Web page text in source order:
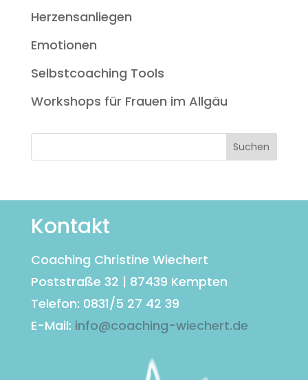
Herzensanliegen
Emotionen
Selbstcoaching Tools
Workshops für Frauen im Allgäu
Kontakt
Coaching Christine Wiechert
Poststraße 32 | 87439 Kempten
Telefon: 0831/5 27 42 39
E-Mail: info@coaching-wiechert.de